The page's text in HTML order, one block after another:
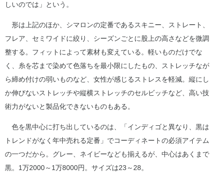
しいのでは」という。
形は上記のほか、シマロンの定番であるスキニー、ストレート、
フレア、セミワイドに絞り、シーズンごとに股上の高さなどを微調
整する。フィットによって素材も変えている。軽いものだけでな
く、糸を芯まで染めて色落ちを最小限にしたもの、ストレッチなが
ら締め付けの弱いものなど、女性が感じるストレスを軽減。縦にし
か伸びないストレッチや縦横ストレッチのセルビッチなど、高い技
術力がないと製品化できないものもある。
色を黒中心に打ち出しているのは、「インディゴと異なり、黒は
トレンドがなく年中売れる定番」でコーディネートの必須アイテム
の一つだから。グレー、ネイビーなども揃えるが、中心はあくまで
黒。1万2000～1万8000円。サイズは23～28。